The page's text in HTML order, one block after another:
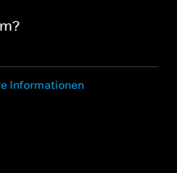
Informationen